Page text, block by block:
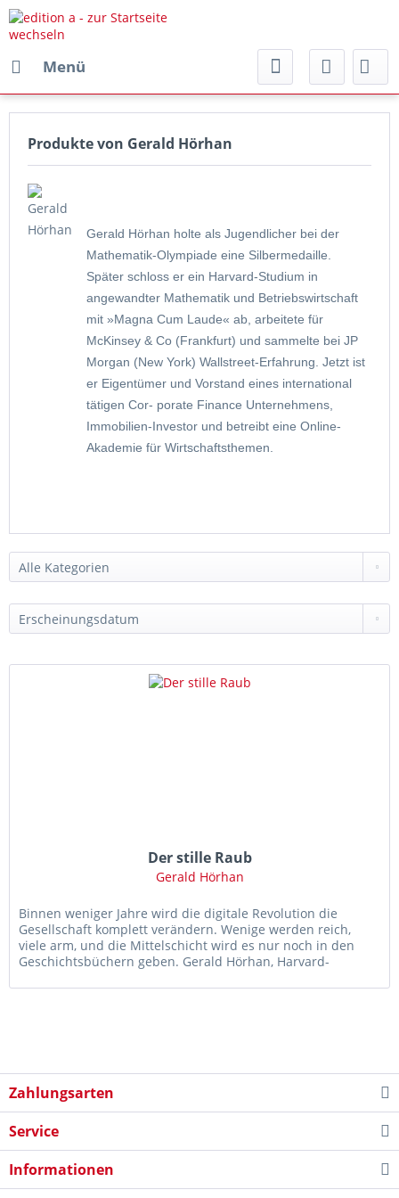
Menü
Produkte von Gerald Hörhan
Gerald Hörhan holte als Jugendlicher bei der
Mathematik-Olympiade eine Silbermedaille.
Später schloss er ein Harvard-Studium in
angewandter Mathematik und Betriebswirtschaft
mit »Magna Cum Laude« ab, arbeitete für
McKinsey & Co (Frankfurt) und sammelte bei JP
Morgan (New York) Wallstreet-Erfahrung. Jetzt ist
er Eigentümer und Vorstand eines international
tätigen Cor- porate Finance Unternehmens,
Immobilien-Investor und betreibt eine Online-
Akademie für Wirtschaftsthemen.
Der stille Raub
Gerald Hörhan
Binnen weniger Jahre wird die digitale Revolution die
Gesellschaft komplett verändern. Wenige werden reich,
viele arm, und die Mittelschicht wird es nur noch in den
Geschichtsbüchern geben. Gerald Hörhan, Harvard-
Zahlungsarten
Service
Informationen